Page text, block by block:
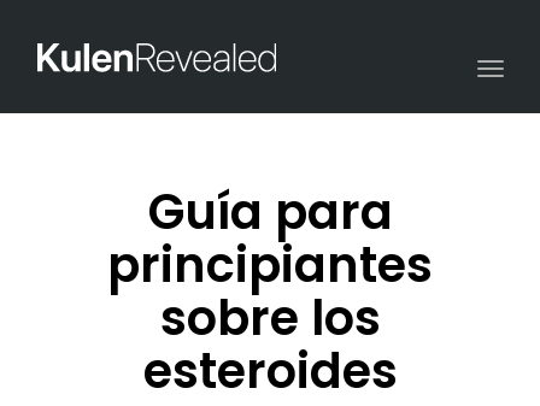
Guía para
principiantes
sobre los
esteroides